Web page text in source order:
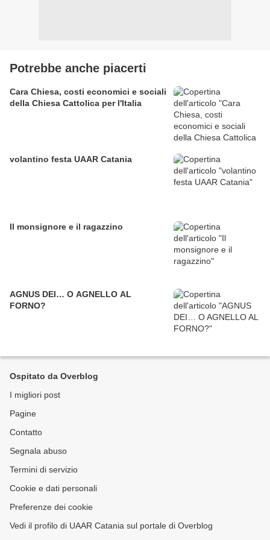
Potrebbe anche piacerti
Cara Chiesa, costi economici e sociali
della Chiesa Cattolica per l'Italia
volantino festa UAAR Catania
Il monsignore e il ragazzino
AGNUS DEI… O AGNELLO AL
FORNO?
Ospitato da Overblog
I migliori post
Pagine
Contatto
Segnala abuso
Termini di servizio
Cookie e dati personali
Preferenze dei cookie
Vedi il profilo di UAAR Catania sul portale di Overblog